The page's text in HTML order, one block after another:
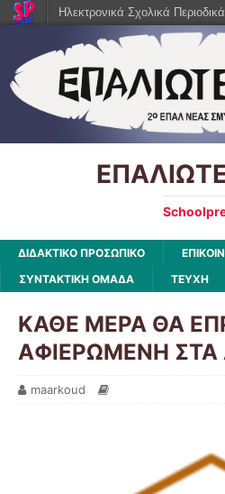
ΔΙΔΑΚΤΙΚΟ ΠΡΟΣΩΠΙΚΟ
ΣΥΝΤΑΚΤΙΚΗ ΟΜΑΔΑ
ΤΕΥΧΗ
ΚΑΘΕ ΜΕΡΑ ΘΑ
ΑΦΙΕΡΩΜΕΝΗ ΣΤΑ
maarkoud
Ηλεκτρονικά Σχολικά